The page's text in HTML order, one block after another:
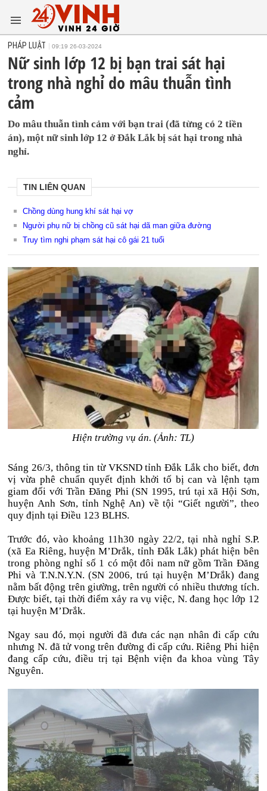
PHÁP LUẬT 09:19 26-03-2024
Nữ sinh lớp 12 bị bạn trai sát hại
trong nhà nghỉ do mâu thuẫn tình
cảm
Do mâu thuẫn tình cảm với bạn trai (đã từng có 2 tiền
án), một nữ sinh lớp 12 ở Đắk Lắk bị sát hại trong nhà
nghỉ.
TIN LIÊN QUAN
Chồng dùng hung khí sát hại vợ
Người phụ nữ bị chồng cũ sát hại dã man giữa đường
Truy tìm nghi phạm sát hại cô gái 21 tuổi
Hiện trường vụ án. (Ảnh: TL)
Sáng 26/3, thông tin từ VKSND tỉnh Đắk Lắk cho biết, đơn
vị vừa phê chuẩn quyết định khởi tố bị can và lệnh tạm
giam đối với Trần Đăng Phi (SN 1995, trú tại xã Hội Sơn,
huyện Anh Sơn, tỉnh Nghệ An) về tội “Giết người”, theo
quy định tại Điều 123 BLHS.
Trước đó, vào khoảng 11h30 ngày 22/2, tại nhà nghỉ S.P.
(xã Ea Riêng, huyện M’Drắk, tỉnh Đắk Lắk) phát hiện bên
trong phòng nghỉ số 1 có một đôi nam nữ gồm Trần Đăng
Phi và T.N.N.Y.N. (SN 2006, trú tại huyện M’Drắk) đang
nằm bất động trên giường, trên người có nhiều thương tích.
Được biết, tại thời điểm xảy ra vụ việc, N. đang học lớp 12
tại huyện M’Drắk.
Ngay sau đó, mọi người đã đưa các nạn nhân đi cấp cứu
nhưng N. đã tử vong trên đường đi cấp cứu. Riêng Phi hiện
đang cấp cứu, điều trị tại Bệnh viện đa khoa vùng Tây
Nguyên.